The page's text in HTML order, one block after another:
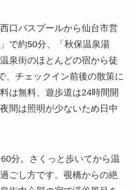
口バスプールから仙台市営
で約50分、「秋保温泉湯
泉街のほとんどの宿から徒
、チェックイン前後の散策に
は無料、遊歩道は24時間開
間は照明が少ないため日中
分。さくっと歩いてから温
ごし方です。覗橋からの絶